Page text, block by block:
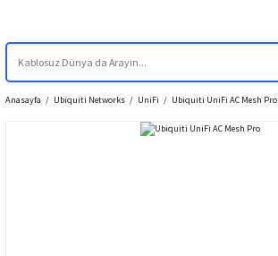
Anasayfa Ubiquiti Networks UniFi Ubiquiti UniFi AC Mesh Pro